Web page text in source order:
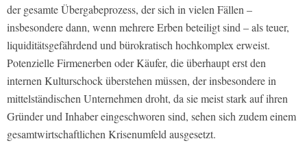
der gesamte Übergabeprozess, der sich in vielen Fällen –
insbesondere dann, wenn mehrere Erben beteiligt sind – als teuer,
liquiditätsgefährdend und bürokratisch hochkomplex erweist.
Potenzielle Firmenerben oder Käufer, die überhaupt erst den
internen Kulturschock überstehen müssen, der insbesondere in
mittelständischen Unternehmen droht, da sie meist stark auf ihren
Gründer und Inhaber eingeschworen sind, sehen sich zudem einem
gesamtwirtschaftlichen Krisenumfeld ausgesetzt.